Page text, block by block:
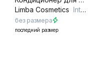
Limba Cosmetics Intense Color Conditioner
без размера
последний размер